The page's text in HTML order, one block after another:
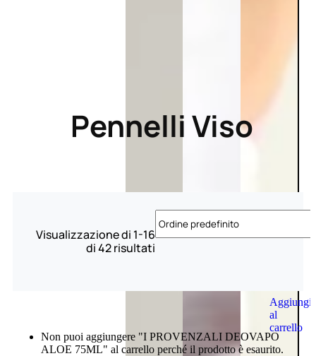
Aggiungi
al
carrello
Pennelli Viso
Visualizzazione di 1-16
di 42 risultati
Non puoi aggiungere "I PROVENZALI DEOVAPO
ALOE 75ML" al carrello perché il prodotto è esaurito.